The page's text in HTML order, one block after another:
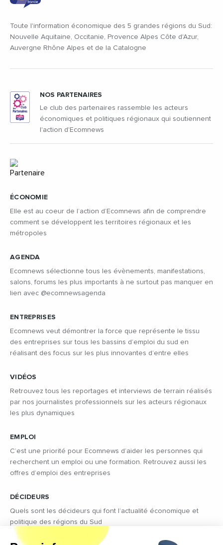
Toute l'information économique des 5 grandes régions du Sud:
Nouvelle Aquitaine, Occitanie, Provence Alpes Côte d'Azur,
Auvergne Rhône Alpes et de la Catalogne
ÉCONOMIE
Elle est au coeur de l’action d’Ecomnews afin de comprendre
comment se développent les territoires régionaux et les
métropoles
AGENDA
Ecomnews sélectionne tous les évènements, manifestations,
salons, forums les plus importants à ne surtout pas manquer en
lien avec @ecomnewsagenda
ENTREPRISES
Ecomnews veut démontrer la force que représente le tissu
des entreprises sur tous les bassins d’emploi du sud en
réalisant des focus sur les plus innovantes d’entre elles
VIDÉOS
Retrouvez tous les reportages et interviews de terrain réalisés
par nos journalistes professionnels sur les acteurs régionaux
les plus dynamiques
EMPLOI
C’est une priorité pour Ecomnews d’aider les personnes qui
recherchent un emploi ou une formation. Retrouvez aussi les
offres d’emploi des entreprises
DÉCIDEURS
Quels sont les décideurs qui font l’actualité économique et
politique des régions du Sud
NOS PARTENAIRES
Le club des partenaires rassemble les acteurs
économiques et politiques régionaux qui soutiennent
l'action d'Ecomnews